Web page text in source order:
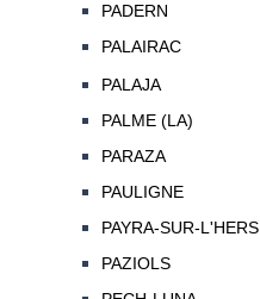
PADERN
PALAIRAC
PALAJA
PALME (LA)
PARAZA
PAULIGNE
PAYRA-SUR-L'HERS
PAZIOLS